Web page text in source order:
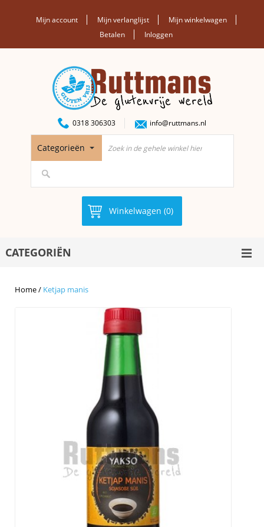
Mijn account Mijn verlanglijst
Mijn winkelwagen
Betalen
Inloggen
0318 306303 info@ruttmans.nl
Categorieën
Winkelwagen (0)
CATEGORIËN
Home/ Ketjap manis